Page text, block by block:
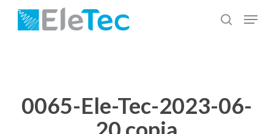
Salta
cerca
Menu
0065-Ele-Tec-2023-06-